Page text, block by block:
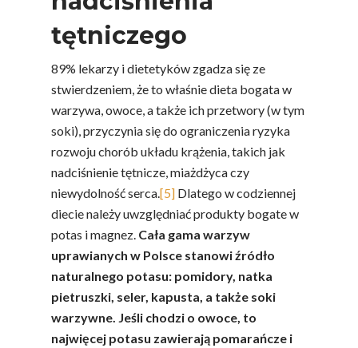
tętniczego
89% lekarzy i dietetyków zgadza się ze
stwierdzeniem, że to właśnie dieta bogata w
warzywa, owoce, a także ich przetwory (w tym
soki), przyczynia się do ograniczenia ryzyka
rozwoju chorób układu krążenia, takich jak
nadciśnienie tętnicze, miażdżyca czy
niewydolność serca.[5] Dlatego w codziennej
diecie należy uwzględniać produkty bogate w
potas i magnez. Cała gama warzyw
uprawianych w Polsce stanowi źródło
naturalnego potasu: pomidory, natka
pietruszki, seler, kapusta, a także soki
warzywne. Jeśli chodzi o owoce, to
najwięcej potasu zawierają pomarańcze i